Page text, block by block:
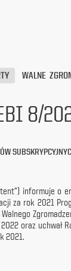
WALNE
8/
informuje
za rok 2021
oraz uchwał
2021.